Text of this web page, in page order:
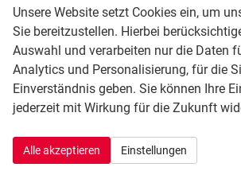
34.554,– €
incl. 21% MwSt.
Verbrauch kombiniert:5,90 l/100km
CO
CO -Emissionen:134,00 g/km
Unsere Website setzt Cookies ein, um
Sie bereitzustellen. Hierbei
Auswahl und verarbeiten nur die Daten
Analytics und Personalisierung, für die
Einverständnis geben. Sie können Ihre
jederzeit mit Wirkung für die Zukunft
Alle akzeptieren Einstellungen